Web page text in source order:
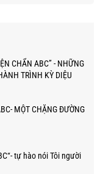
CHẨN ABC” - NHỮNG
TRÌNH KỲ DIỆU
MỘT CHẶNG ĐƯỜNG
tự hào nói Tôi người